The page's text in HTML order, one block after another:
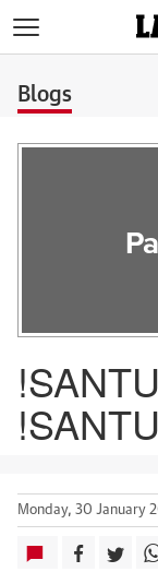
Blogs
Monday, 30 January